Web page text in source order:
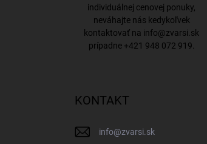
individuálnej cenovej ponuky,
neváhajte nás kedykoľvek
kontaktovať na info@zvarsi.sk
prípadne +421 948 072 919
KONTAKT
info@zvarsi.sk